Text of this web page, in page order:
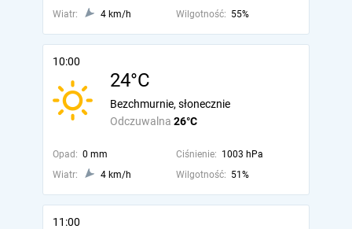
Wiatr:
4 km/h Wilgotność: 55%
10:00
24°C
Odczuwalna 26°C
Bezchmurnie, słonecznie
Opad: 0 mm Ciśnienie: 1003 hPa
Wiatr:
4 km/h Wilgotność: 51%
11:00